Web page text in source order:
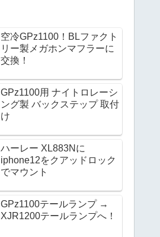
空冷GPz1100！BLファクト
リー製メガホンマフラーに
交換！
GPz1100用 ナイトロレーシ
ング製 バックステップ 取付
け
ハーレー XL883Nに
iphone12をクアッドロック
でマウント
GPz1100テールランプ →
XJR1200テールランプへ！